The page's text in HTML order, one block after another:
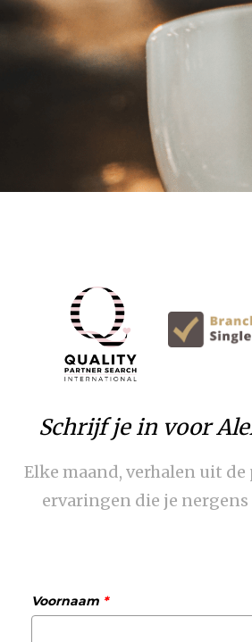
Schrijf je in voor
Elke maand, verhalen uit
ervaringen die je
Voornaam *